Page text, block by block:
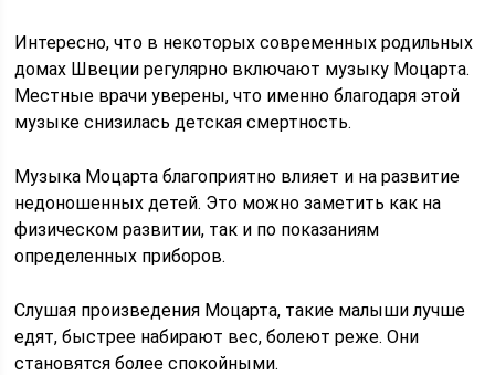
Интересно, что в некоторых современных родильных
домах Швеции регулярно включают музыку Моцарта.
Местные врачи уверены, что именно благодаря этой
музыке снизилась детская смертность.
Музыка Моцарта благоприятно влияет и на развитие
недоношенных детей. Это можно заметить как на
физическом развитии, так и по показаниям
определенных приборов.
Слушая произведения Моцарта, такие малыши лучше
едят, быстрее набирают вес, болеют реже. Они
становятся более спокойными.